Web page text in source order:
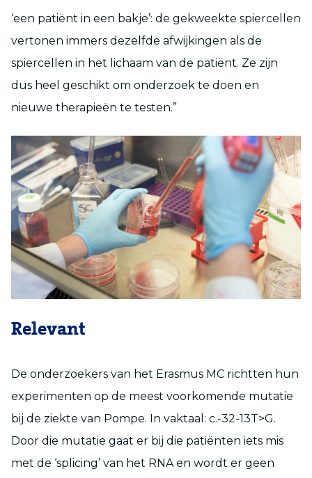
‘een patiënt in een bakje’: de gekweekte spiercellen
vertonen immers dezelfde afwijkingen als de
spiercellen in het lichaam van de patiënt. Ze zijn
dus heel geschikt om onderzoek te doen en
nieuwe therapieën te testen.”
Relevant
De onderzoekers van het Erasmus MC richtten hun
experimenten op de meest voorkomende mutatie
bij de ziekte van Pompe. In vaktaal: c.-32-13T>G.
Door die mutatie gaat er bij die patiënten iets mis
met de ‘splicing’ van het RNA en wordt er geen